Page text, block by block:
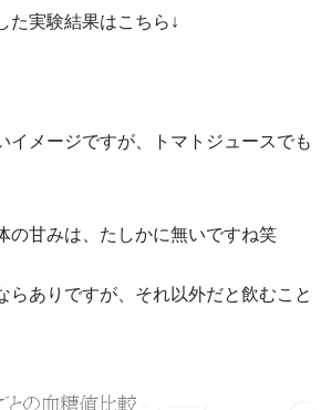
た実験結果はこちら↓
イメージですが、トマトジュースでも
の甘みは、たしかに無いですね笑
らありですが、それ以外だと飲むこと